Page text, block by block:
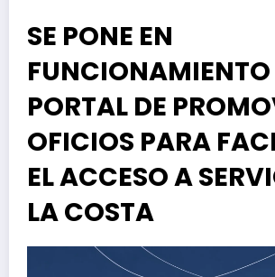
SE PONE EN
FUNCIONAMIENTO
PORTAL DE
OFICIOS PARA
EL ACCESO A
LA COSTA